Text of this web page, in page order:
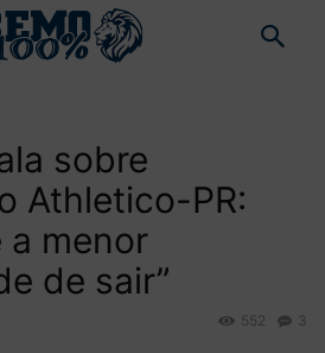
sobre
Athletico-PR:
a menor
de sair”
3
552